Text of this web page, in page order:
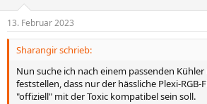
13. Februar 2023
Sharangir schrieb:
Nun suche ich nach einem passenden
feststellen, dass nur der hässliche Plexi-
"offiziell" mit der Toxic kompatibel sein soll.